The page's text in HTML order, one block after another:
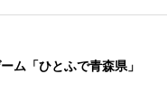
ム「ひとふで青森県」